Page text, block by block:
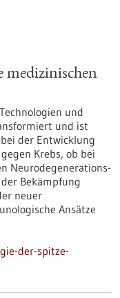
medizinischen
und
und ist
der Entwicklung
Krebs, ob bei
Neurodegenerations-
Bekämpfung
neuer
Ansätze
der-spitze-